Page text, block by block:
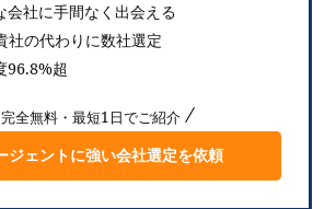
会社に手間なく出会える
社の代わりに数社選定
96.8%超
完全無料・最短1日でご紹介
ジェントに強い会社選定を依頼